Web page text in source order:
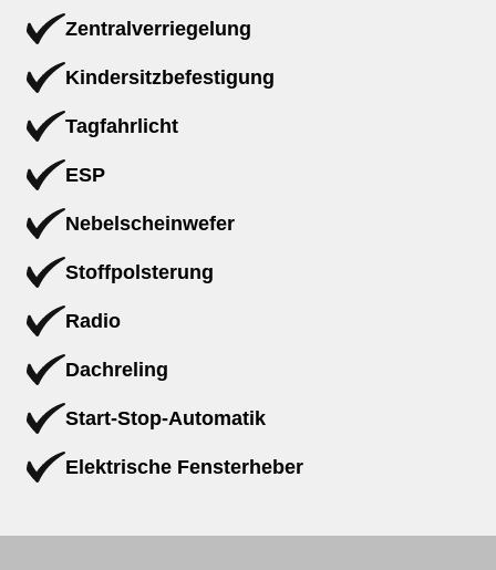
Zentralverriegelung
Kindersitzbefestigung
Tagfahrlicht
ESP
Nebelscheinwefer
Stoffpolsterung
Radio
Dachreling
Start-Stop-Automatik
Elektrische Fensterheber